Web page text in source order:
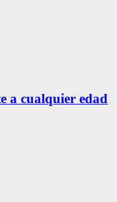
a cualquier edad